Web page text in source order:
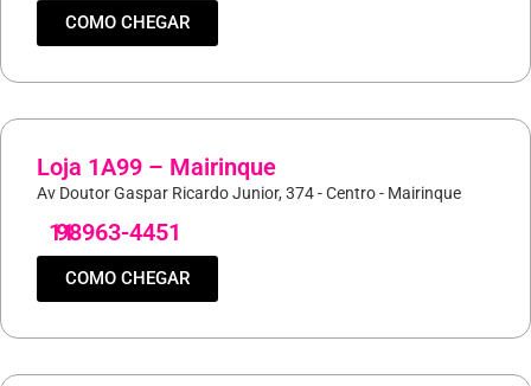
COMO CHEGAR
Loja 1A99 – Mairinque
Av Doutor Gaspar Ricardo Junior, 374 - Centro - Mairinque
11
98963-4451
COMO CHEGAR